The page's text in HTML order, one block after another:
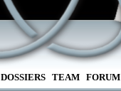
DOSSIERS TEAM FORUM